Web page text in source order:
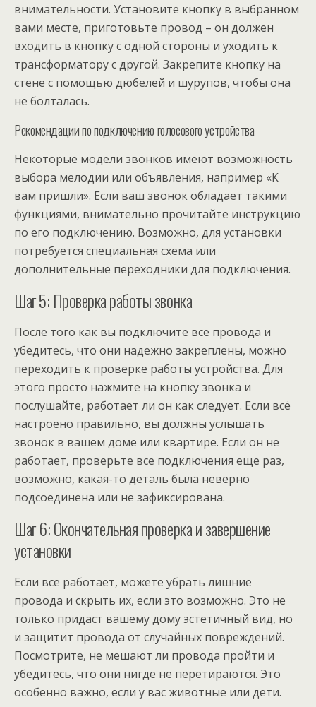
внимательности. Установите кнопку в выбранном
вами месте, приготовьте провод – он должен
входить в кнопку с одной стороны и уходить к
трансформатору с другой. Закрепите кнопку на
стене с помощью дюбелей и шурупов, чтобы она
не болталась.
Рекомендации по подключению голосового устройства
Некоторые модели звонков имеют возможность
выбора мелодии или объявления, например «К
вам пришли». Если ваш звонок обладает такими
функциями, внимательно прочитайте инструкцию
по его подключению. Возможно, для установки
потребуется специальная схема или
дополнительные переходники для подключения.
Шаг 5: Проверка работы звонка
После того как вы подключите все провода и
убедитесь, что они надежно закреплены, можно
переходить к проверке работы устройства. Для
этого просто нажмите на кнопку звонка и
послушайте, работает ли он как следует. Если всё
настроено правильно, вы должны услышать
звонок в вашем доме или квартире. Если он не
работает, проверьте все подключения еще раз,
возможно, какая-то деталь была неверно
подсоединена или не зафиксирована.
Шаг 6: Окончательная проверка и завершение
установки
Если все работает, можете убрать лишние
провода и скрыть их, если это возможно. Это не
только придаст вашему дому эстетичный вид, но
и защитит провода от случайных повреждений.
Посмотрите, не мешают ли провода пройти и
убедитесь, что они нигде не перетираются. Это
особенно важно, если у вас животные или дети.